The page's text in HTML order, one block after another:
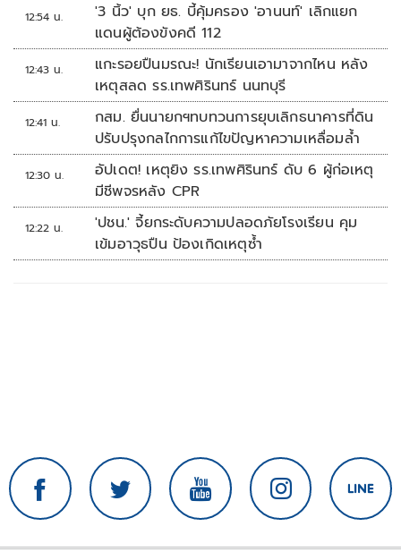
12:54 น.
'3 นิ้ว' บุก ยธ. บี้คุ้มครอง 'อานนท์' เลิกแยก
แดนผู้ต้องขังคดี 112
12:43 น.
แกะรอยปืนมรณะ! นักเรียนเอามาจากไหน หลัง
เหตุสลด รร.เทพศิรินทร์ นนทบุรี
12:41 น.
กสม. ยื่นนายกฯทบทวนการยุบเลิกธนาคารที่ดิน
ปรับปรุงกลไกการแก้ไขปัญหาความเหลื่อมล้ำ
12:30 น.
อัปเดต! เหตุยิง รร.เทพศิรินทร์ ดับ 6 ผู้ก่อเหตุ
มีชีพจรหลัง CPR
12:22 น.
'ปชน.' จี้ยกระดับความปลอดภัยโรงเรียน คุม
เข้มอาวุธปืน ป้องเกิดเหตุซ้ำ